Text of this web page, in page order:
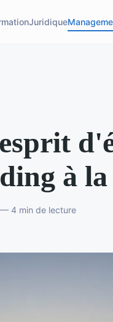
Juridique
à
4 min de lecture